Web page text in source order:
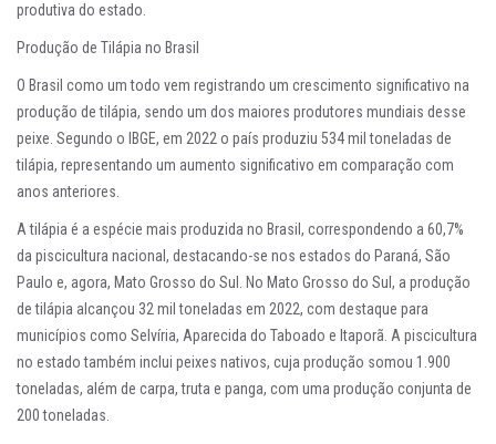
produtiva do estado.
Produção de Tilápia no Brasil
O Brasil como um todo vem registrando um crescimento significativo na
produção de tilápia, sendo um dos maiores produtores mundiais desse
peixe. Segundo o IBGE, em 2022 o país produziu 534 mil toneladas de
tilápia, representando um aumento significativo em comparação com
anos anteriores.
A tilápia é a espécie mais produzida no Brasil, correspondendo a 60,7%
da piscicultura nacional, destacando-se nos estados do Paraná, São
Paulo e, agora, Mato Grosso do Sul. No Mato Grosso do Sul, a produção
de tilápia alcançou 32 mil toneladas em 2022, com destaque para
municípios como Selvíria, Aparecida do Taboado e Itaporã. A piscicultura
no estado também inclui peixes nativos, cuja produção somou 1.900
toneladas, além de carpa, truta e panga, com uma produção conjunta de
200 toneladas.